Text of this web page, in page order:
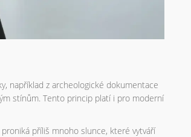
například z archeologické dokumentace
stínům. Tento princip platí i pro moderní
příliš mnoho slunce, které vytváří